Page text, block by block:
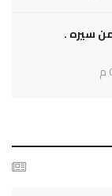
سيره .